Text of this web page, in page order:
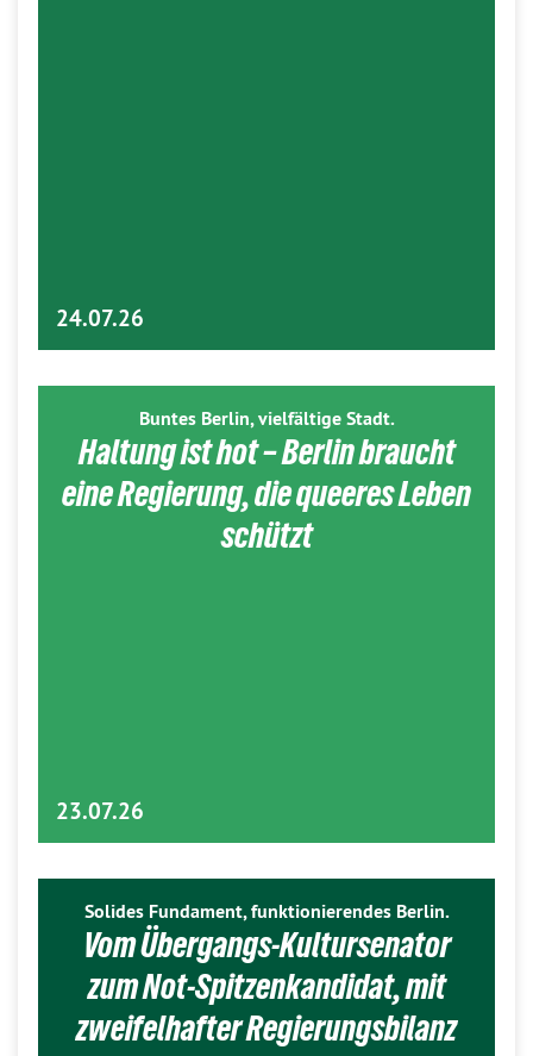
24.07.26
Buntes Berlin, vielfältige Stadt.
Haltung ist hot – Berlin braucht
eine Regierung, die queeres Leben
schützt
23.07.26
Solides Fundament, funktionierendes Berlin.
Vom Übergangs-Kultursenator
zum Not-Spitzenkandidat, mit
zweifelhafter Regierungsbilanz